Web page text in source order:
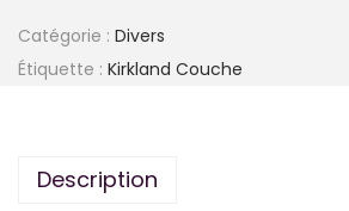
Catégorie : Divers
Étiquette : Kirkland Couche
Description